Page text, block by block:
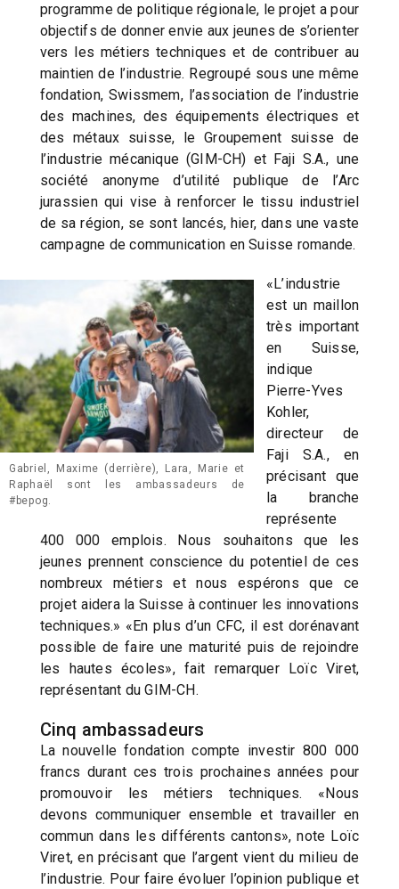
programme de politique régionale, le projet a pour
objectifs de donner envie aux jeunes de s’orienter
vers les métiers techniques et de contribuer au
maintien de l’industrie. Regroupé sous une même
fondation, Swissmem, l’association de l’industrie
des machines, des équipements électriques et
des métaux suisse, le Groupement suisse de
l’industrie mécanique (GIM-CH) et Faji S.A., une
société anonyme d’utilité publique de l’Arc
jurassien qui vise à renforcer le tissu industriel
de sa région, se sont lancés, hier, dans une vaste
campagne de communication en Suisse romande.
Gabriel, Maxime (derrière), Lara, Marie et
Raphaël sont les ambassadeurs de
#bepog.
«L’industrie
est un maillon
très important
en Suisse,
indique
Pierre-Yves
Kohler,
directeur de
Faji S.A., en
précisant que
la branche
représente
400 000 emplois. Nous souhaitons que les
jeunes prennent conscience du potentiel de ces
nombreux métiers et nous espérons que ce
projet aidera la Suisse à continuer les innovations
techniques.» «En plus d’un CFC, il est dorénavant
possible de faire une maturité puis de rejoindre
les hautes écoles», fait remarquer Loïc Viret,
représentant du GIM-CH.
Cinq ambassadeurs
La nouvelle fondation compte investir 800 000
francs durant ces trois prochaines années pour
promouvoir les métiers techniques. «Nous
devons communiquer ensemble et travailler en
commun dans les différents cantons», note Loïc
Viret, en précisant que l’argent vient du milieu de
l’industrie. Pour faire évoluer l’opinion publique et